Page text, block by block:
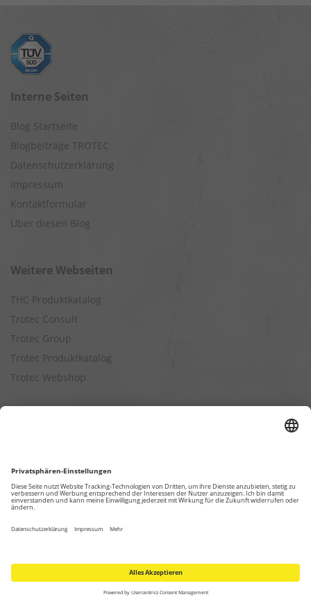
Interne Seiten
Blog Startseite
Blogbeiträge TROTEC
Datenschutzerklärung
Impressum
Kontaktformular
Über diesen Blog
Weitere Webseiten
THC Produktkatalog
Trotec Consult
Trotec Group
Trotec Produktkatalog
Trotec Webshop
Entfeuchtungsleistung berechnen
Kapazitätsberechnung für Luftreiniger
Klimatisierungsleistung berechnen
Ventilationsleistung berechnen